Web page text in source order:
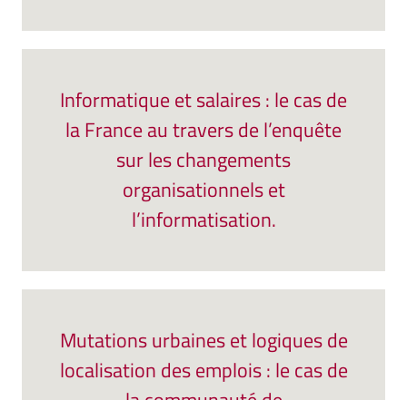
Informatique et salaires : le cas de
la France au travers de l’enquête
sur les changements
organisationnels et
l’informatisation.
Mutations urbaines et logiques de
localisation des emplois : le cas de